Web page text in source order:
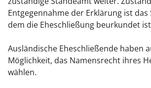
Entgegennahme der Erklärung ist das
dem die Eheschließung beurkundet
Ausländische Eheschließende haben
Möglichkeit, das Namensrecht ihres
wählen.